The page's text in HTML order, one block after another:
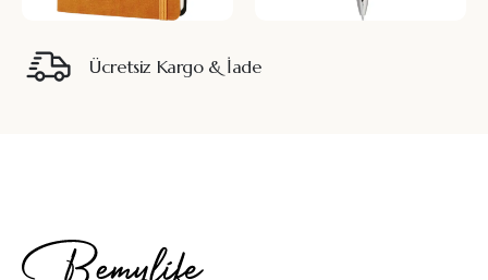
Ücretsiz Kargo & İade